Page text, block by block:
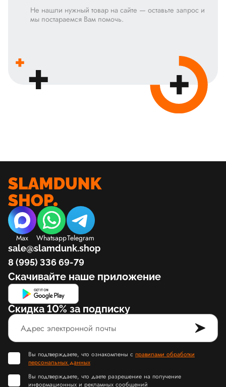
Не нашли нужный товар на сайте — оставьте запрос и
мы постараемся Вам помочь.
Max WhatsappTelegram
sale@slamdunk.shop
8 (995) 336 69-79
Скачивайте наше приложение
Скидка 10% за подписку
Вы подтверждаете, что ознакомлены с правилами обработки
персональных данных
Вы подтверждаете, что даете разрешение на получение
информационных и рекламных сообщений